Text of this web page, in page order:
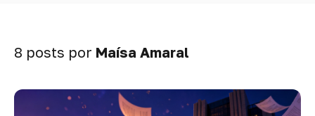
8 posts por Maísa Amaral